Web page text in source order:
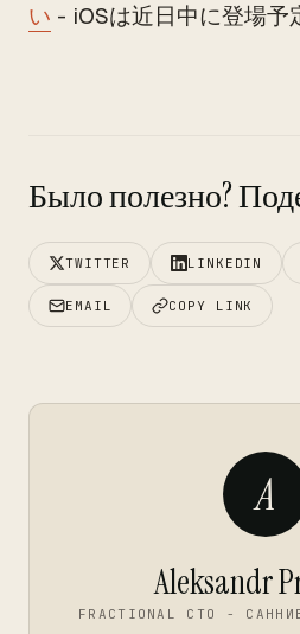
い - iOSは近日中に登場予
Было полезно?
TWITTER LINKEDIN
EMAIL COPY LINK
A
Aleksandr
FRACTIONAL CTO -